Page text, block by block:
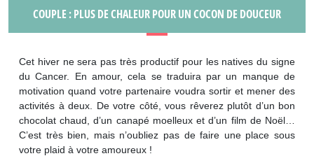
COUPLE : PLUS DE CHALEUR POUR UN COCON DE DOUCEUR
Cet hiver ne sera pas très productif pour les natives du signe
du Cancer. En amour, cela se traduira par un manque de
motivation quand votre partenaire voudra sortir et mener des
activités à deux. De votre côté, vous rêverez plutôt d’un bon
chocolat chaud, d’un canapé moelleux et d’un film de Noël…
C’est très bien, mais n’oubliez pas de faire une place sous
votre plaid à votre amoureux !